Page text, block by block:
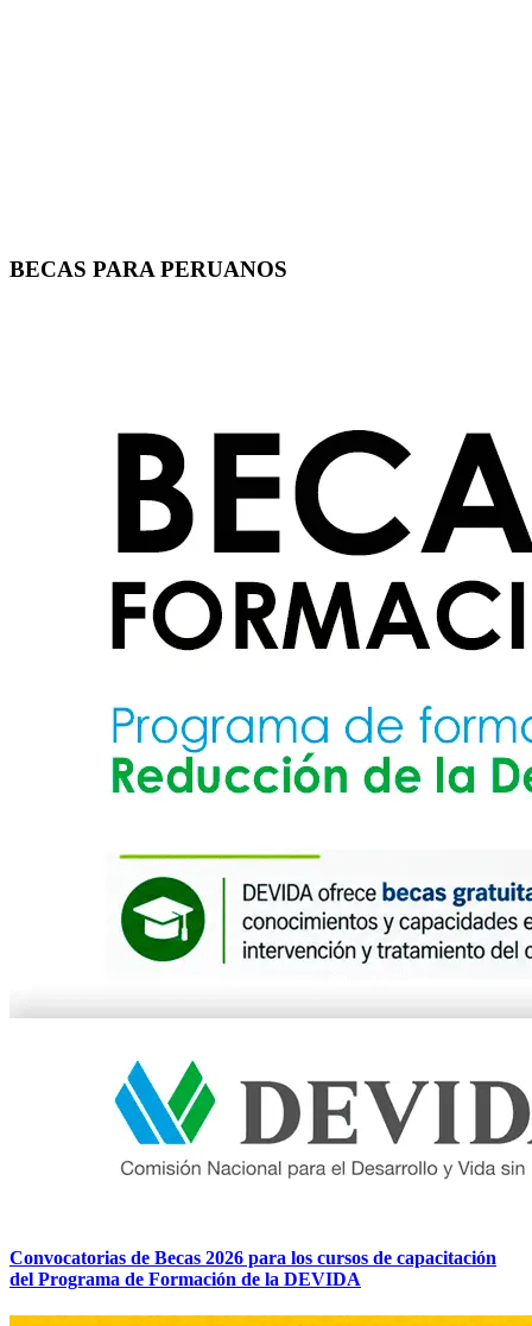
BECAS PARA PERUANOS
Convocatorias de Becas 2026 para los cursos de capacitación
del Programa de Formación de la DEVIDA